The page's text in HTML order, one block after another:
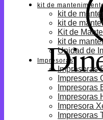
kit de
kit de
kit de
Kit de
kit de
Unidad de
Impresoras
Impresoras
Impresoras
Impresoras
Impresoras
Impresora
Impresoras